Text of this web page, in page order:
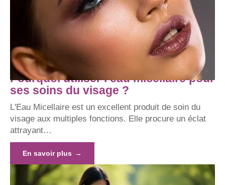
Pourquoi utiliser l’eau micellaire pour
ses soins du visage ?
L'Eau Micellaire est un excellent produit de soin du
visage aux multiples fonctions. Elle procure un éclat
attrayant…
En savoir plus